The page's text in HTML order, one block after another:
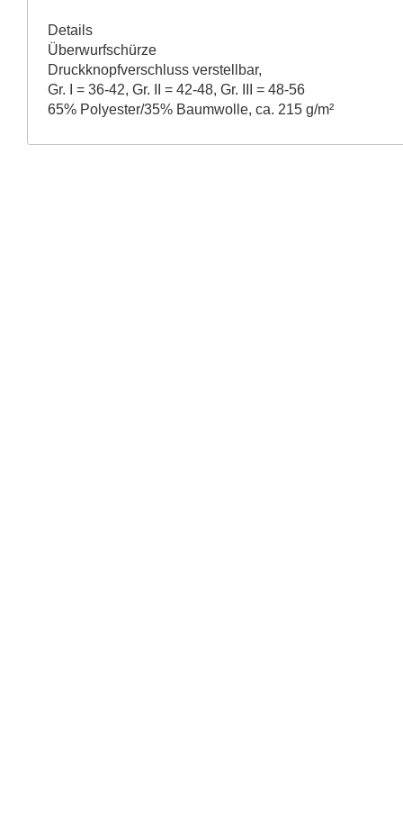
Details
Überwurfschürze
Druckknopfverschluss verstellbar,
Gr. I = 36-42, Gr. II = 42-48, Gr. III = 48-56
65% Polyester/35% Baumwolle, ca. 215 g/m²